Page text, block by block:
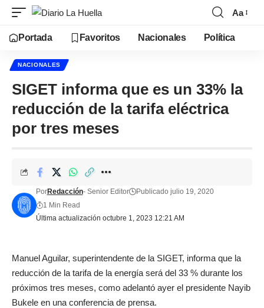
Aa
Portada Favoritos Nacionales Política
NACIONALES
SIGET informa que es un 33% la
reducción de la tarifa eléctrica
por tres meses
Última actualización octubre 1, 2023 12:21 AM
PorRedacción- Senior Editor
Publicado julio 19, 2020
1 Min Read
Manuel Aguilar, superintendente de la SIGET, informa que la
reducción de la tarifa de la energía será del 33 % durante los
próximos tres meses, como adelantó ayer el presidente Nayib
Bukele en una conferencia de prensa.